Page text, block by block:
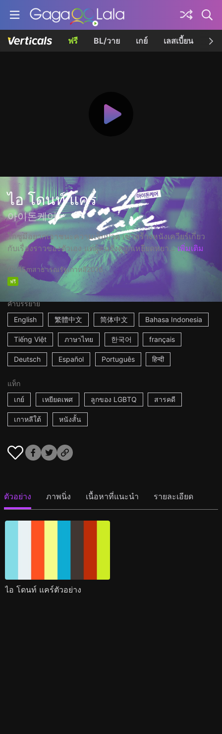
ฟรี BL/วาย เกย์ เลสเบี้ยน เค
ไอ โดนท์ แคร์
아이돈케어
โกซูมีอยากเอาชนะความเจ็บปวด เขาสร้างหนังเควียร์เกี่ยว
กับเรื่องราวของตัวเอง แต่ผู้คนยังดูถูกเหยียดหยา... เพิ่มเติม
15mสาธารณรัฐเกาหลี2016
ฟรี
คำบรรยาย
English
繁體中文 简体中文 Bahasa Indonesia
Tiếng Việt ภาษาไทย 한국어 français
Deutsch Español Português हिन्दी
แท็ก
เกย์
เหยียดเพศ ลูกของ LGBTQ สารคดี
เกาหลีใต้ หนังสั้น
ตัวอย่าง ภาพนิ่ง เนื้อหาที่แนะนำ รายละเอียด
ไอ โดนท์ แคร์ตัวอย่าง